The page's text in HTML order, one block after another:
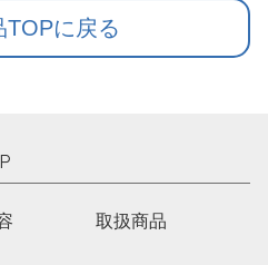
TOPに戻る
取扱商品